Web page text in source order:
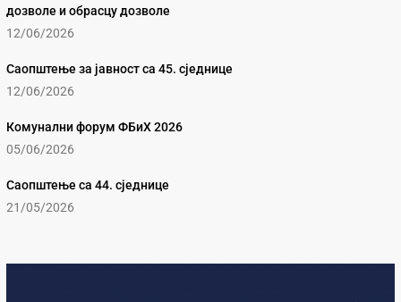
дозволе и обрасцу дозволе
12/06/2026
Саопштење за јавност са 45. сједнице
12/06/2026
Комунални форум ФБиХ 2026
05/06/2026
Саопштење са 44. сједнице
21/05/2026